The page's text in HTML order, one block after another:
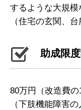
するような大規
（住宅の玄関、
助成限
80万円（改造費の
（下肢機能障害